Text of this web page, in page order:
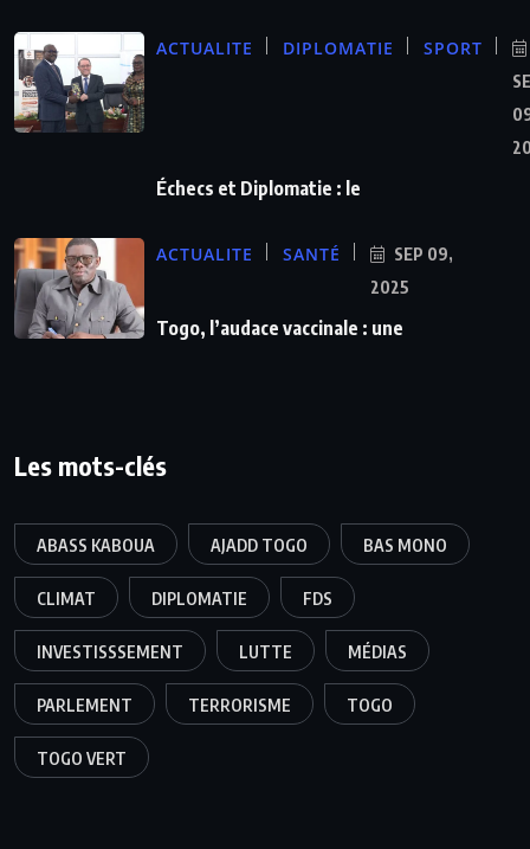
ACTUALITE DIPLOMATIE SPORT
Échecs et Diplomatie : le
ACTUALITE SANTÉ
SEP 09,
2025
Togo, l’audace vaccinale : une
Les mots-clés
ABASS KABOUA AJADD TOGO BAS MONO
CLIMAT DIPLOMATIE FDS
INVESTISSSEMENT LUTTE MÉDIAS
PARLEMENT TERRORISME TOGO
TOGO VERT